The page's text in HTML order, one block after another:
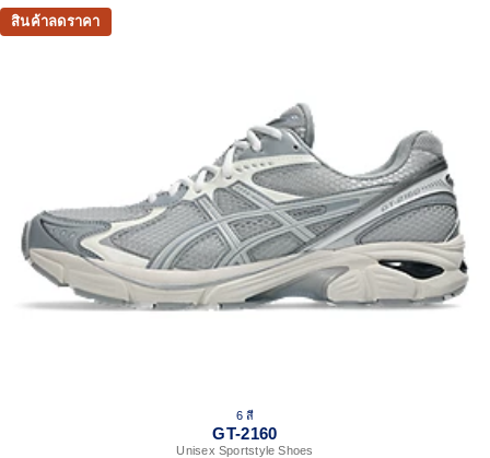
Rearfoot GEL™ technology
Improves impact absorption
At least 30% of the upper's synthetic fiber is made with
The sockliner is produced with the solution dyeing
process that reduces water usage by approximately
33% and carbon emissions by approximately 45%
compared to the conventional dyeing technology
สินค้าลดราคา
6 สี
GT-2160
Unisex Sportstyle Shoes